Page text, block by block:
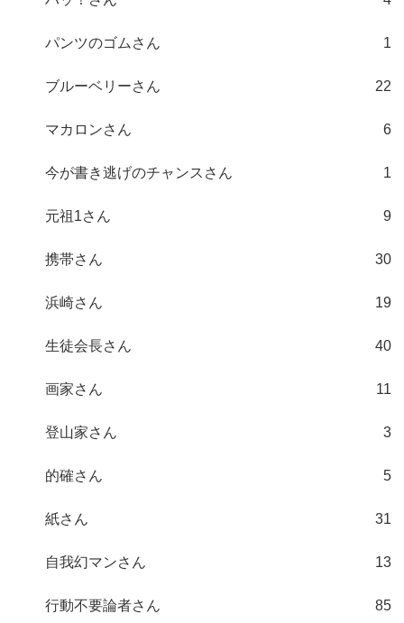
パンツのゴムさん 1
ブルーベリーさん 22
マカロンさん 6
今が書き逃げのチャンスさん 1
元祖1さん 9
携帯さん 30
浜崎さん 19
生徒会長さん 40
画家さん 11
登山家さん 3
的確さん 5
紙さん 31
自我幻マンさん 13
行動不要論者さん 85